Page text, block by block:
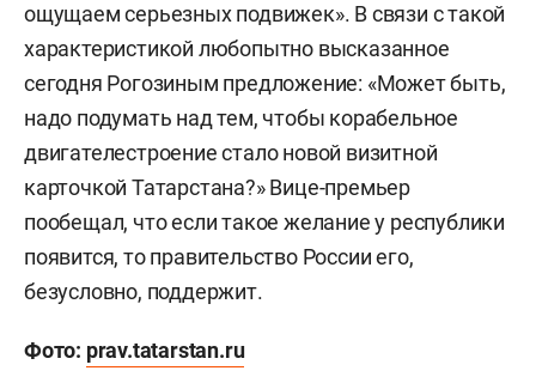
ощущаем серьезных подвижек». В связи с такой
характеристикой любопытно высказанное
сегодня Рогозиным предложение: «Может быть,
надо подумать над тем, чтобы корабельное
двигателестроение стало новой визитной
карточкой Татарстана?» Вице-премьер
пообещал, что если такое желание у республики
появится, то правительство России его,
безусловно, поддержит.
Фото: prav.tatarstan.ru